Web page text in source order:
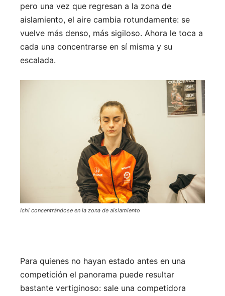
pero una vez que regresan a la zona de
aislamiento, el aire cambia rotundamente: se
vuelve más denso, más sigiloso. Ahora le toca a
cada una concentrarse en sí misma y su
escalada.
Ichi concentrándose en la zona de aislamiento
Para quienes no hayan estado antes en una
competición el panorama puede resultar
bastante vertiginoso: sale una competidora